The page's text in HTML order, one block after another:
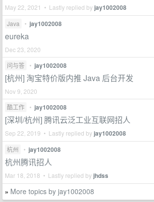
May 22, 2021 • Lastly replied by jay1002008
Java • jay1002008
eureka
Dec 23, 2020
问与答
• jay1002008
[杭州] 淘宝特价版内推 Java 后台开发
Nov 9, 2020
酷工作
• jay1002008
[深圳/杭州] 腾讯云泛工业互联网招人
Sep 22, 2019 • Lastly replied by jay1002008
杭州 • jay1002008
杭州腾讯招人
Mar 18, 2018 • Lastly replied by jhdss
» More topics by jay1002008